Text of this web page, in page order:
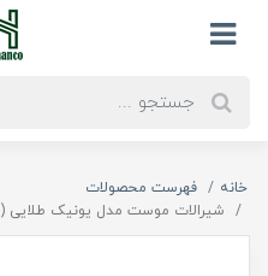
خانه
فهرست محصولات
شیرالات موست مدل یونیک طلایی (Unique Gold)